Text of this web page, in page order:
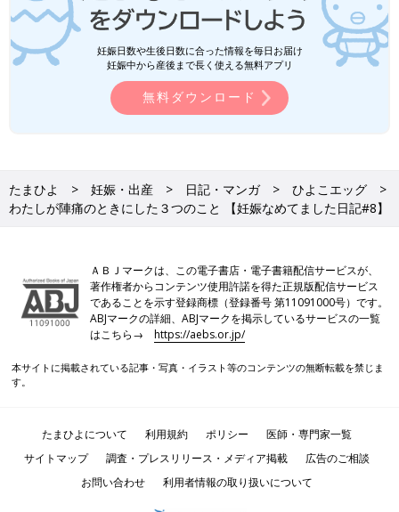
妊娠日数や生後日数に合った情報を毎日お届け
妊娠中から産後まで長く使える無料アプリ
無料ダウンロード
たまひよ 妊娠・出産 日記・マンガ
ひよこエッグ
わたしが陣痛のときにした３つのこと 【妊娠なめてました日記#8】
ＡＢＪマークは、この電子書店・電子書籍配信サービスが、
著作権者からコンテンツ使用許諾を得た正規版配信サービス
であることを示す登録商標（登録番号 第11091000号）です。
ABJマークの詳細、ABJマークを掲示しているサービスの一覧
はこちら→https://aebs.or.jp/
本サイトに掲載されている記事・写真・イラスト等のコンテンツの無断転載を禁じま
す。
たまひよについて 利用規約 ポリシー
医師・専門家一覧
サイトマップ
調査・プレスリリース・メディア掲載
広告のご相談
お問い合わせ
利用者情報の取り扱いについて